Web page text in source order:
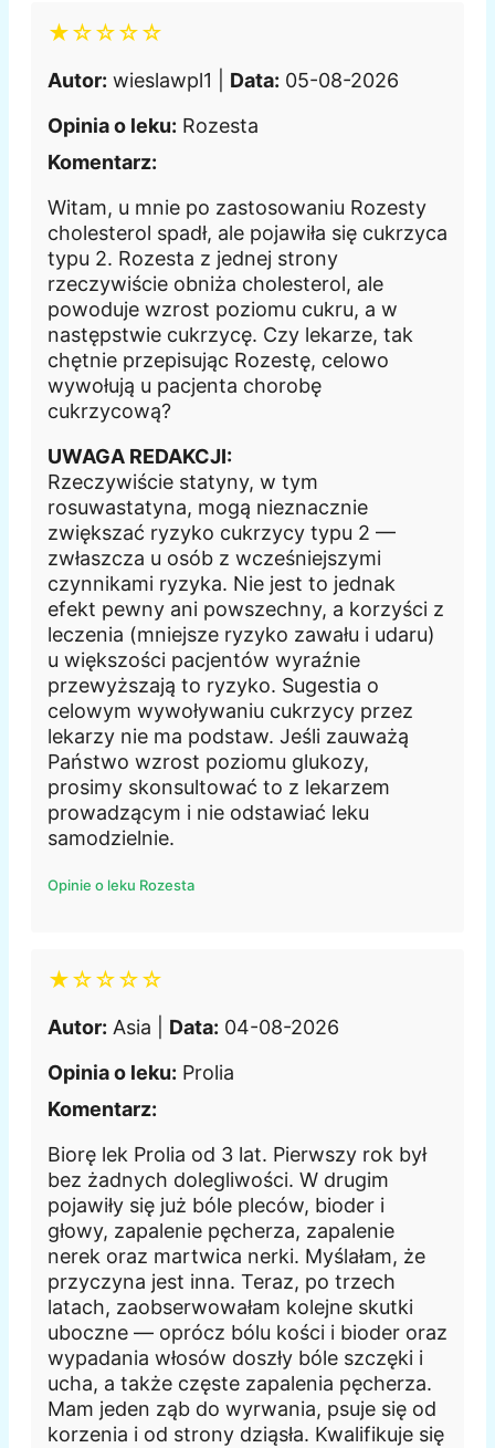
★☆☆☆☆
Autor: wieslawpl1 | Data: 05-08-2026
Opinia o leku: Rozesta
Komentarz:
Witam, u mnie po zastosowaniu Rozesty
cholesterol spadł, ale pojawiła się cukrzyca
typu 2. Rozesta z jednej strony
rzeczywiście obniża cholesterol, ale
powoduje wzrost poziomu cukru, a w
następstwie cukrzycę. Czy lekarze, tak
chętnie przepisując Rozestę, celowo
wywołują u pacjenta chorobę
cukrzycową?
UWAGA REDAKCJI:
Rzeczywiście statyny, w tym
rosuwastatyna, mogą nieznacznie
zwiększać ryzyko cukrzycy typu 2 —
zwłaszcza u osób z wcześniejszymi
czynnikami ryzyka. Nie jest to jednak
efekt pewny ani powszechny, a korzyści z
leczenia (mniejsze ryzyko zawału i udaru)
u większości pacjentów wyraźnie
przewyższają to ryzyko. Sugestia o
celowym wywoływaniu cukrzycy przez
lekarzy nie ma podstaw. Jeśli zauważą
Państwo wzrost poziomu glukozy,
prosimy skonsultować to z lekarzem
prowadzącym i nie odstawiać leku
samodzielnie.
Opinie o leku Rozesta
★☆☆☆☆
Autor: Asia | Data: 04-08-2026
Opinia o leku: Prolia
Komentarz:
Biorę lek Prolia od 3 lat. Pierwszy rok był
bez żadnych dolegliwości. W drugim
pojawiły się już bóle pleców, bioder i
głowy, zapalenie pęcherza, zapalenie
nerek oraz martwica nerki. Myślałam, że
przyczyna jest inna. Teraz, po trzech
latach, zaobserwowałam kolejne skutki
uboczne — oprócz bólu kości i bioder oraz
wypadania włosów doszły bóle szczęki i
ucha, a także częste zapalenia pęcherza.
Mam jeden ząb do wyrwania, psuje się od
korzenia i od strony dziąsła. Kwalifikuje się